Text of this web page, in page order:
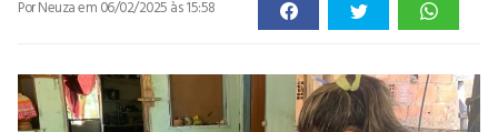
Por Neuzaem 06/02/2025 às 15:58